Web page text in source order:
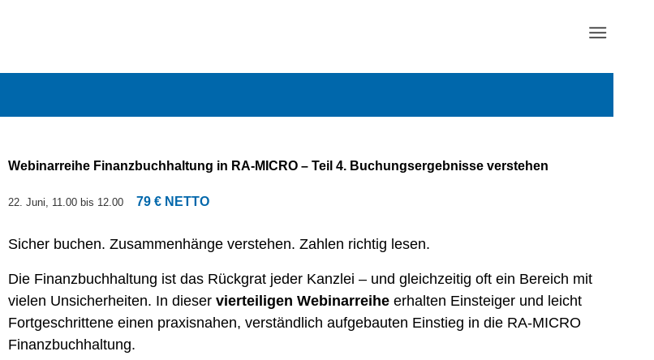
Webinarreihe Finanzbuchhaltung in RA-MICRO – Teil 4. Buchungsergebnisse verstehen
22. Juni, 11.00bis 12.00 79 € NETTO
Sicher buchen. Zusammenhänge verstehen. Zahlen richtig lesen.
Die Finanzbuchhaltung ist das Rückgrat jeder Kanzlei – und gleichzeitig oft ein Bereich mit
vielen Unsicherheiten. In dieser vierteiligen Webinarreiheerhalten Einsteiger und leicht
Fortgeschrittene einen praxisnahen, verständlich aufgebauten Einstieg in die RA-MICRO
Finanzbuchhaltung.